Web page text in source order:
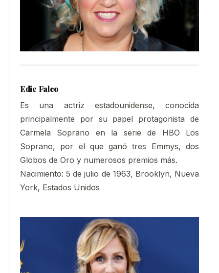
Edie Falco
Es una actriz estadounidense, conocida
principalmente por su papel protagonista de
Carmela Soprano en la serie de HBO Los
Soprano, por el que ganó tres Emmys, dos
Globos de Oro y numerosos premios más.
Nacimiento: 5 de julio de 1963, Brooklyn, Nueva
York, Estados Unidos